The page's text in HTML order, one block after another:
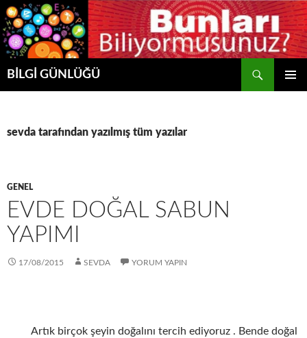
BİLGİ GÜNLÜĞÜ
Ara
sevda tarafından yazılmış tüm yazılar
GENEL
EVDE DOĞAL SABUN
YAPIMI
17/08/2015 SEVDA YORUM YAPIN
Artık birçok şeyin doğalını tercih ediyoruz . Bende doğal